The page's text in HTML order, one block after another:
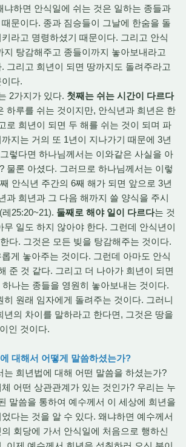
냐하면 안식일에 쉬는 것은 일하는 종들과
문이다. 종과 짐승들이 그날에 한숨을 돌
라고 명령하셨기 때문이다. 그리고 안식
지 탕감해주고 종들이까지 놓아보내라고
그리고 희년이 되면 땅까지도 돌려주라고
다.
2가지가 있다. 첫째는 쉬는 시간이 다르다
하루를 쉬는 것이지만, 안식년과 희년은 한
로 희년이 되면 두 해를 쉬는 것이 되며 파
지는 거의 또 1년이 지나가기 때문에 3년
렇다면 하나님께서는 이와같은 사실을 아
물론 아셨다. 그러므로 하나님께서는 이렇
안식년 주간의 6째 해가 되면 앞으로 3년
과 희년과 그 다음 해까지 쓸 양식을 주시
25:20~21). 둘째로 해야 일이 다르다는 것
무 일도 하지 않아야 한다. 그런데 안식년이
다. 그것은 모든 빚을 탕감해주는 것이다.
게 놓아주는 것이다. 그런데 아마도 안식
준 것 같다. 그리고 더 나아가 희년이 되면
나는 종들을 영원히 놓아보내는 것이다.
히 원래 임자에게 돌려주는 것이다. 그러니
년의 차이를 말하라고 한다면, 그것은 땅을
인 것이다.
대해서 어떻게 말씀하셨는가?
는 희년법에 대해 어떤 말씀을 하셨는가?
어떤 상관관계가 있는 것인가? 우리는 누
말씀을 통하여 예수께서 이 세상에 희년을
다는 것을 알 수 있다. 왜냐하면 예수께서
회당에 가서 안식일에 처음으로 행하신